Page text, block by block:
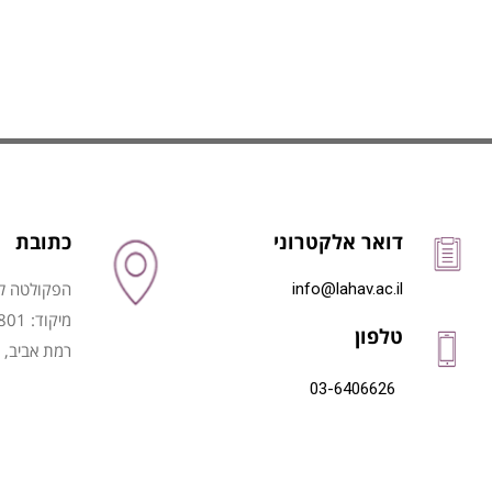
דואר אלקטרוני
info@lahav.ac.il
טלפון
03-6406626
כתובת
הפקולטה
מיקוד: 6997801
רמת